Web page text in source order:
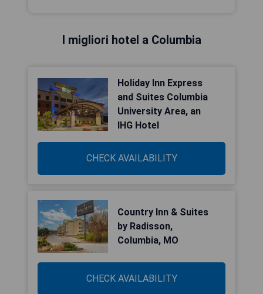
I migliori hotel a Columbia
Holiday Inn Express
and Suites Columbia
University Area, an
IHG Hotel
CHECK AVAILABILITY
Country Inn & Suites
by Radisson,
Columbia, MO
CHECK AVAILABILITY